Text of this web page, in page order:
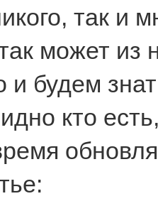
так и
может из
и будем
кто